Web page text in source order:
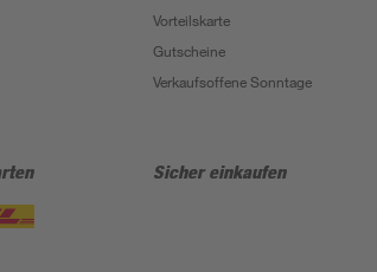
Vorteilskarte
Gutscheine
Verkaufsoffene Sonntage
Sicher einkaufen